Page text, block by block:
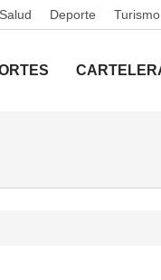
Salud Deporte Turismo